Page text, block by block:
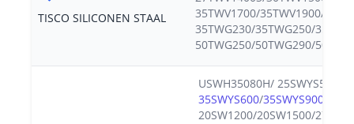
TISCO SILICONEN STAAL
35TWV1700/35TWV1900/
35TWG230/35TWG250/
50TWG250/50TWG290/
USWH35080H/ 25SWYS500/
35SWYS600/35SWYS900
20SW1200/20SW1500/